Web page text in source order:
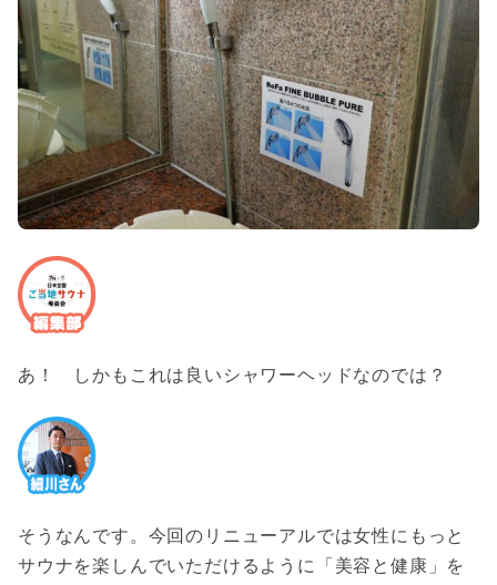
あ！ しかもこれは良いシャワーヘッドなのでは？
そうなんです。今回のリニューアルでは女性にもっと
サウナを楽しんでいただけるように「美容と健康」を